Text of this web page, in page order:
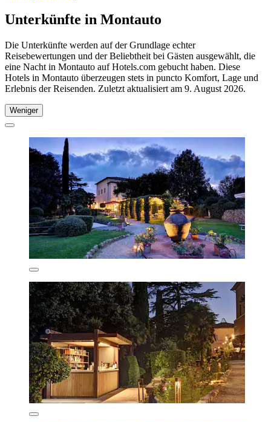
Unterkünfte in Montauto
Die Unterkünfte werden auf der Grundlage echter
Reisebewertungen und der Beliebtheit bei Gästen ausgewählt, die
eine Nacht in Montauto auf Hotels.com gebucht haben. Diese
Hotels in Montauto überzeugen stets in puncto Komfort, Lage und
Erlebnis der Reisenden. Zuletzt aktualisiert am 9. August 2026.
Weniger